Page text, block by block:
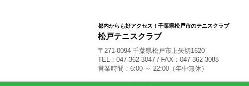
都内からも好アクセス！千葉県松戸市のテニスクラブ
松戸テニスクラブ
〒271-0094 千葉県松戸市上矢切1620
TEL：047-362-3047 / FAX：047-362-3088
営業時間：6:00 ～ 22:00（年中無休）